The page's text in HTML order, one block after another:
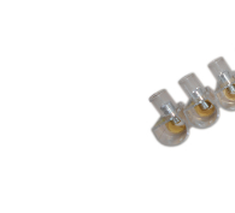
Alimentatoare/Drivere
Bară alimentare nul